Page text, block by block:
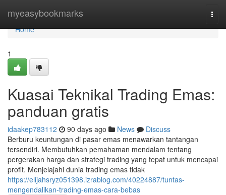
myeasybookmarks
Home
Home
1
Kuasai Teknikal Trading Emas:
panduan gratis
idaakep783112 90 days ago News
Discuss
Berburu keuntungan di pasar emas menawarkan tantangan
tersendiri. Membutuhkan pemahaman mendalam tentang
pergerakan harga dan strategi trading yang tepat untuk mencapai
profit. Menjelajahi dunia trading emas tidak
https://elijahsryz051398.izrablog.com/40224887/tuntas-
mengendalikan-trading-emas-cara-bebas